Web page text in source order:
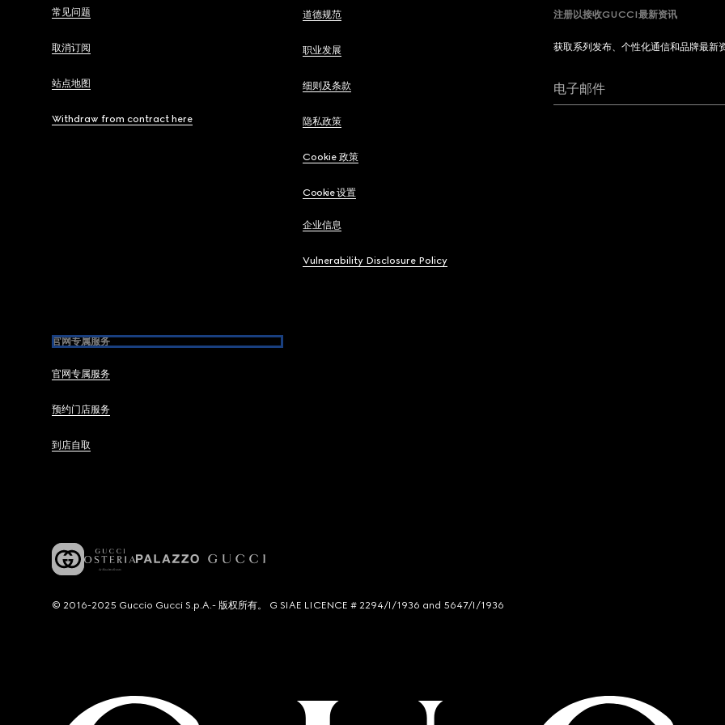
常见问题
取消订阅
站点地图
Withdraw from contract here
道德规范
职业发展
细则及条款
隐私政策
Cookie 政策
Cookie 设置
企业信息
Vulnerability Disclosure Policy
官网专属服务
官网专属服务
预约门店服务
到店自取
注册以接收GUCCI最新资讯
获取系列发布、个性化通信和品牌最新
电子邮件
© 2016-2025 Guccio Gucci S.p.A.- 版权所有。 G SIAE LICENCE # 2294/I/1936 and 5647/I/1936